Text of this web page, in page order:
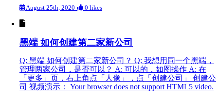
August 25th, 2020 0 likes
黑端 如何创建第二家新公司
Q: 黑端 如何创建第二家新公司？ Q: 我想用同一个黑端，
管理两家公司，是否可以？ A: 可以的，如图操作 A: 在
「更多」页，右上角点「人像」，点「创建公司」 创建公
司 视频演示： Your browser does not support HTML5 video.